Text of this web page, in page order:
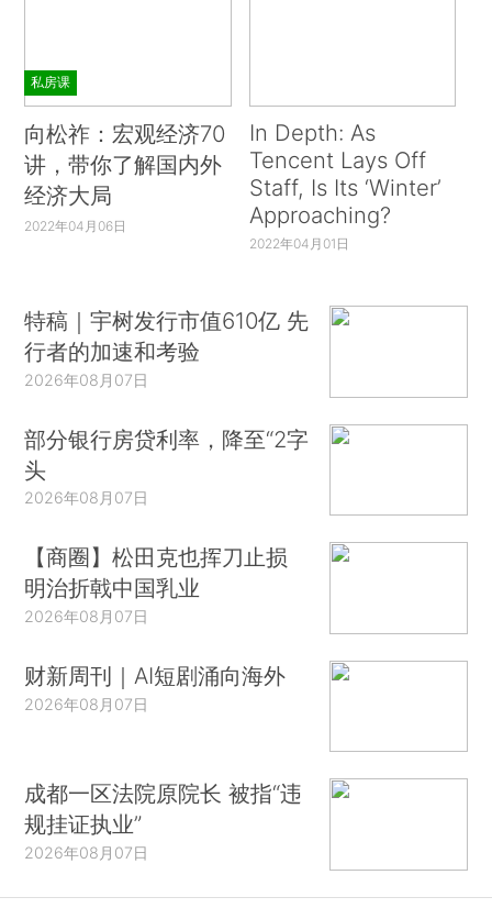
私房课
向松祚：宏观经济70
讲，带你了解国内外
经济大局
2022年04月06日
In Depth: As
Tencent Lays Off
Staff, Is Its ‘Winter’
Approaching?
2022年04月01日
特稿｜宇树发行市值610亿 先
行者的加速和考验
2026年08月07日
部分银行房贷利率，降至“2字
头
2026年08月07日
【商圈】松田克也挥刀止损
明治折戟中国乳业
2026年08月07日
财新周刊｜AI短剧涌向海外
2026年08月07日
成都一区法院原院长 被指“违
规挂证执业”
2026年08月07日